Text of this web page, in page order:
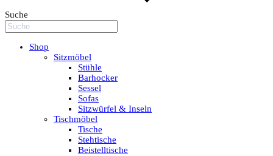
Suche
Shop
Sitzmöbel
Stühle
Barhocker
Sessel
Sofas
Sitzwürfel & Inseln
Tischmöbel
Tische
Stehtische
Beistelltische